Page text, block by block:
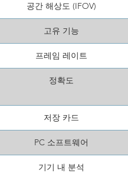
공간 해상도 (IFOV)
고유 기능
프레임 레이트
정확도
저장 카드
PC 소프트웨어
기기 내 분석